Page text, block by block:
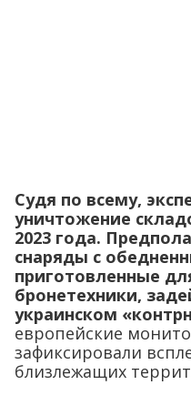
Судя по всему,
уничтожение
2023 года.
снаряды с
приготовленные
бронетехники,
украинском
европейские
зафиксировали
близлежащих